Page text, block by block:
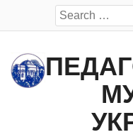
Search
for: